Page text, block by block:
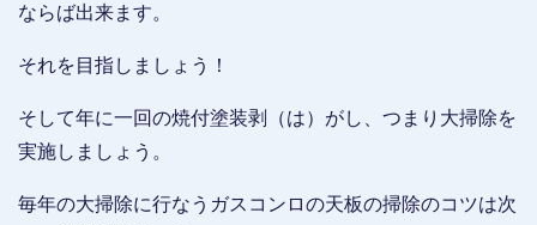
ならば出来ます。
それを目指しましょう！
そして年に一回の焼付塗装剥（は）がし、つまり大掃除を
実施しましょう。
毎年の大掃除に行なうガスコンロの天板の掃除のコツは次